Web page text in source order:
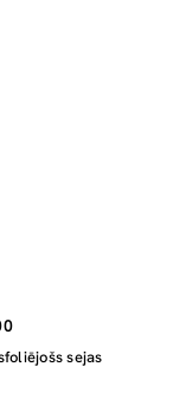
sejas